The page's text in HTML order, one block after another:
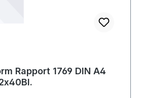
Rapport 1769 DIN A4